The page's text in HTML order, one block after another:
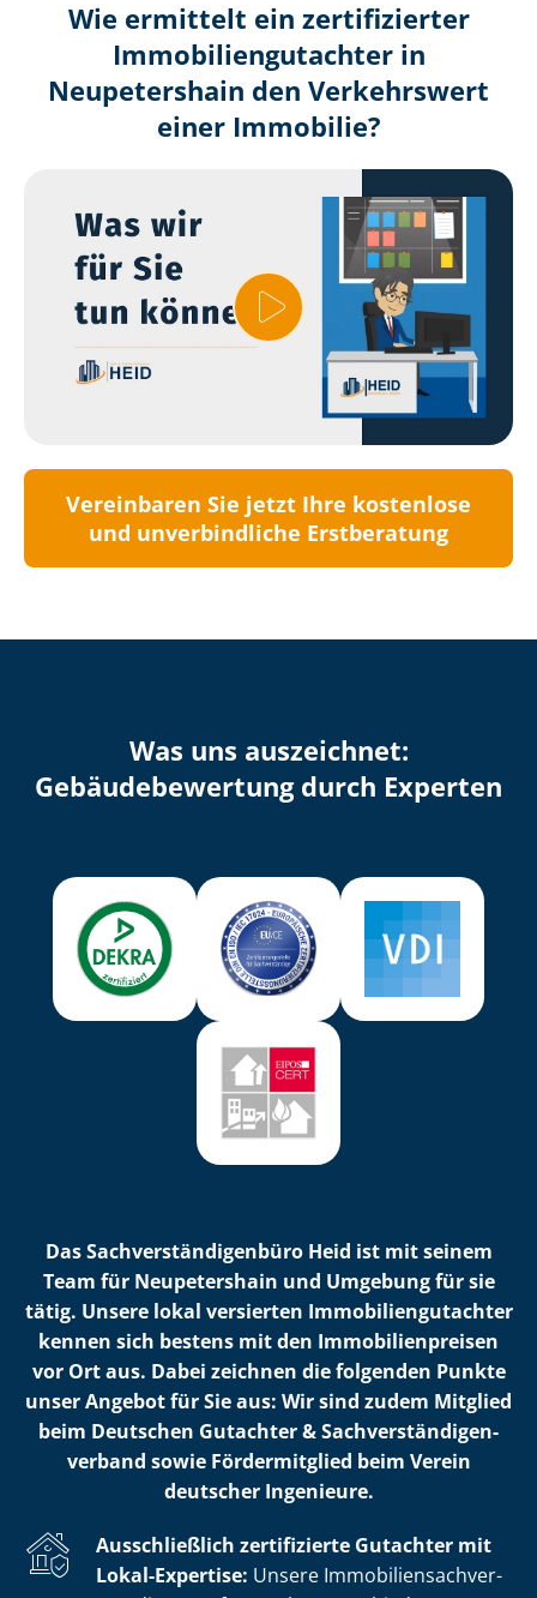
Wie ermittelt ein zertifizierter
Immobilien­gutachter in
Neupetershain den Verkehrswert
einer Immobilie?
Vereinbaren Sie jetzt Ihre kostenlose
und unverbindliche Erstberatung
Was uns auszeichnet:
Ge­bäu­de­be­wer­tung durch Experten
Das Sach­ver­stän­di­gen­bü­ro Heid ist mit seinem
Team für Neupetershain und Umgebung für sie
tätig. Unsere lokal versierten Im­mo­bi­li­en­gut­ach­ter
kennen sich bestens mit den Im­mo­bi­li­en­prei­sen
vor Ort aus. Dabei zeichnen die folgenden Punkte
unser Angebot für Sie aus: Wir sind zudem Mitglied
beim Deutschen Gutachter & Sach­ver­stän­di­gen­
ver­band sowie Fördermitglied beim Verein
deutscher Ingenieure.
Ausschließlich zertifizierte Gutachter mit
Lokal-Expertise: Unsere Im­mo­bi­li­en­sach­ver­